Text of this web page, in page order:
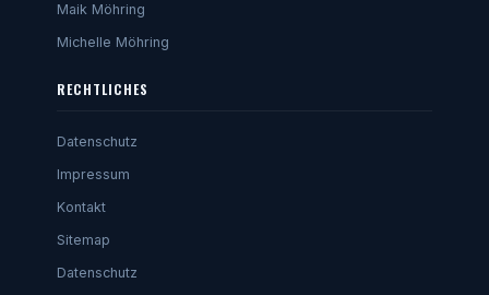
Maik Möhring
Michelle Möhring
RECHTLICHES
Datenschutz
Impressum
Kontakt
Sitemap
Datenschutz